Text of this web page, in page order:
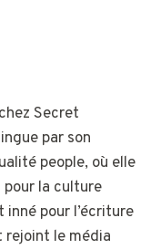
Secret
par son
people, où elle
la culture
pour l’écriture
le média